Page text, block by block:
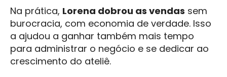
Na prática, Lorena dobrou as vendas sem
burocracia, com economia de verdade. Isso
a ajudou a ganhar também mais tempo
para administrar o negócio e se dedicar ao
crescimento do ateliê.